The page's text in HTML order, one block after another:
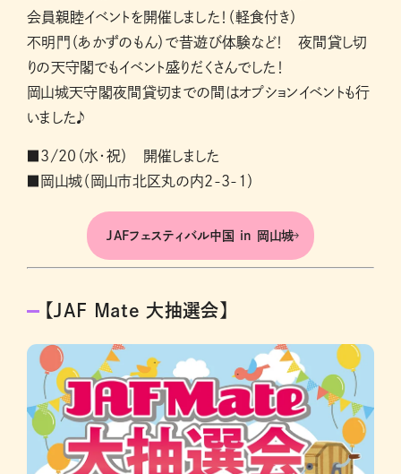
会員親睦イベントを開催しました！（軽食付き）
不明門（あかずのもん）で昔遊び体験など！ 夜間貸し切
りの天守閣でもイベント盛りだくさんでした！
岡山城天守閣夜間貸切までの間はオプションイベントも行
いました♪
■3/20（水・祝） 開催しました
■岡山城（岡山市北区丸の内2-3-1）
JAFフェスティバル中国 in 岡山城
【JAF Mate 大抽選会】